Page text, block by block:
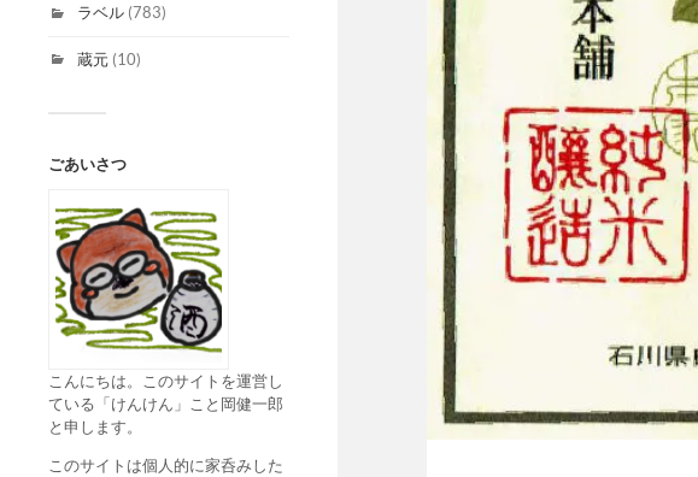
ラベル (783)
蔵元 (10)
ごあいさつ
こんにちは。このサイトを運営し
ている「けんけん」こと岡健一郎
と申します。
このサイトは個人的に家呑みした